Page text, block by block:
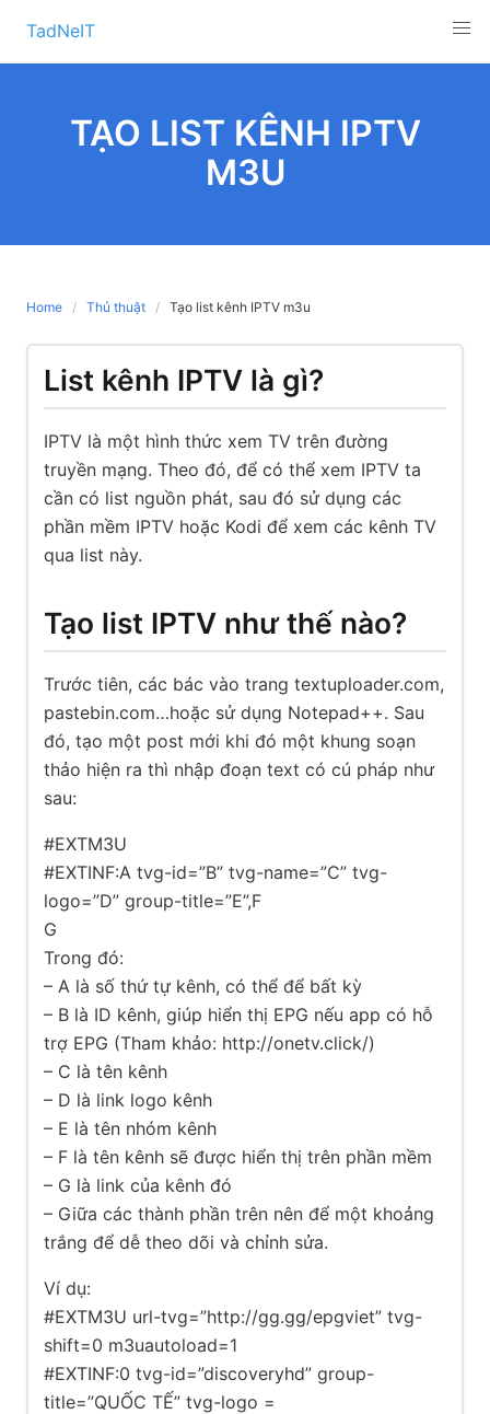
content
TadNeIT
TẠO LIST KÊNH IPTV
M3U
Home Thủ thuật Tạo list kênh IPTV m3u
List kênh IPTV là gì?
IPTV là một hình thức xem TV trên đường
truyền mạng. Theo đó, để có thể xem IPTV ta
cần có list nguồn phát, sau đó sử dụng các
phần mềm IPTV hoặc Kodi để xem các kênh TV
qua list này.
Tạo list IPTV như thế nào?
Trước tiên, các bác vào trang textuploader.com,
pastebin.com…hoặc sử dụng Notepad++. Sau
đó, tạo một post mới khi đó một khung soạn
thảo hiện ra thì nhập đoạn text có cú pháp như
sau:
#EXTM3U
#EXTINF:A tvg-id=”B” tvg-name=”C” tvg-
logo=”D” group-title=”E”,F
G
Trong đó:
– A là số thứ tự kênh, có thể để bất kỳ
– B là ID kênh, giúp hiển thị EPG nếu app có hỗ
trợ EPG (Tham khảo: http://onetv.click/)
– C là tên kênh
– D là link logo kênh
– E là tên nhóm kênh
– F là tên kênh sẽ được hiển thị trên phần mềm
– G là link của kênh đó
– Giữa các thành phần trên nên để một khoảng
trắng để dễ theo dõi và chỉnh sửa.
Ví dụ:
#EXTM3U url-tvg=”http://gg.gg/epgviet” tvg-
shift=0 m3uautoload=1
#EXTINF:0 tvg-id=”discoveryhd” group-
title=”QUỐC TẾ” tvg-logo =